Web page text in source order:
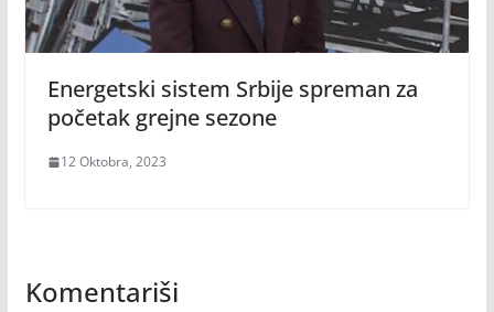
Energetski sistem Srbije spreman za
početak grejne sezone
12 Oktobra, 2023
Komentariši